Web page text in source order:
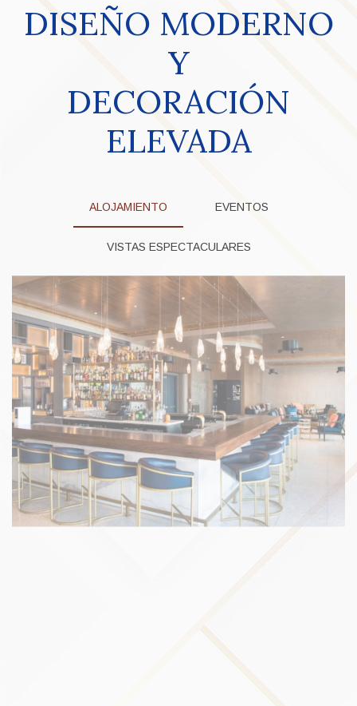
DISEÑO MODERNO
Y
DECORACIÓN
ELEVADA
ALOJAMIENTO EVENTOS
VISTAS ESPECTACULARES